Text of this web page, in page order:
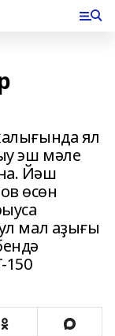
ял
эш мәле
Йәш
өсөн
мал аҙығы